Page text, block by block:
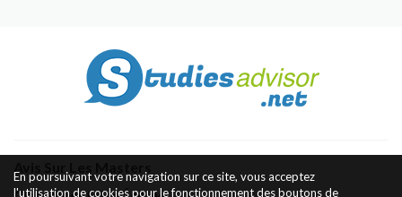
En poursuivant votre navigation sur ce site, vous acceptez
l'utilisation de cookies pour le fonctionnement des boutons de